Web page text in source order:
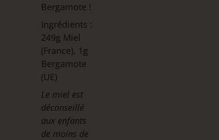
Bergamote !
Ingrédients :
249g Miel
(France), 1g
Bergamote
(UE)
Le miel est
déconseillé
aux enfants
de moins de